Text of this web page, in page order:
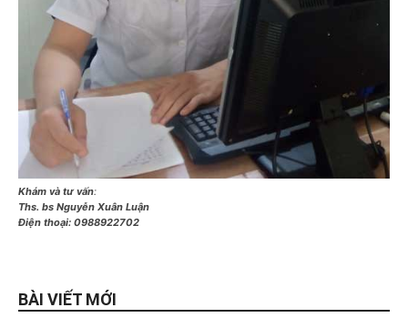
Khám và tư vấn:
Ths. bs Nguyễn Xuân Luận
Điện thoại: 0988922702
BÀI VIẾT MỚI